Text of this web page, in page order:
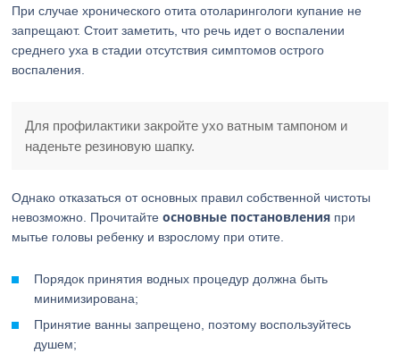
При случае хронического отита отоларингологи купание не
запрещают. Стоит заметить, что речь идет о воспалении
среднего уха в стадии отсутствия симптомов острого
воспаления.
Для профилактики закройте ухо ватным тампоном и
наденьте резиновую шапку.
Однако отказаться от основных правил собственной чистоты
невозможно. Прочитайтеосновные постановления при
мытье головы ребенку и взрослому при отите.
Порядок принятия водных процедур должна быть
минимизирована;
Принятие ванны запрещено, поэтому воспользуйтесь
душем;